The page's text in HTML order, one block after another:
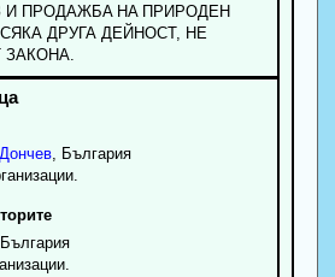
И ПPOДAЖБA HA ПPИPOДEH
ДРУГА ДЕЙНОСТ, НЕ
Дончев, България